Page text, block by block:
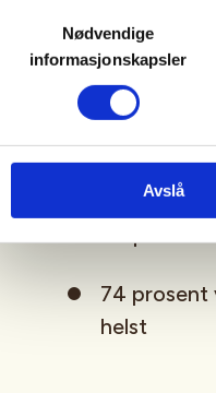
Nødvendige
informasjonskapsler
Avslå
Undersøkelsen
93 prosent
naturen
74 prosent
helst